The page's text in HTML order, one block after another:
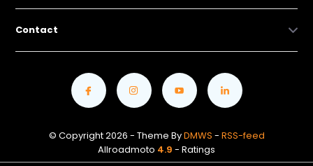
Contact
© Copyright 2026 - Theme ByDMWS - RSS-feed
Allroadmoto 4.9 - Ratings